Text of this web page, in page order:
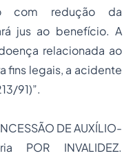
com redução da
jus ao benefício. A
relacionada ao
fins legais, a acidente
91)”.
DE AUXÍLIO-
POR INVALIDEZ.